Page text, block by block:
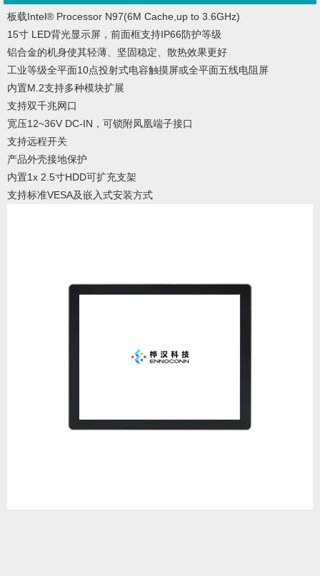
板载Intel® Processor N97(6M Cache,up to 3.6GHz)
15寸 LED背光显示屏，前面框支持IP66防护等级
铝合金的机身使其轻薄、坚固稳定、散热效果更好
工业等级全平面10点投射式电容触摸屏或全平面五线电阻屏
内置M.2支持多种模块扩展
支持双千兆网口
宽压12~36V DC-IN，可锁附凤凰端子接口
支持远程开关
产品外壳接地保护
内置1x 2.5寸HDD可扩充支架
支持标准VESA及嵌入式安装方式